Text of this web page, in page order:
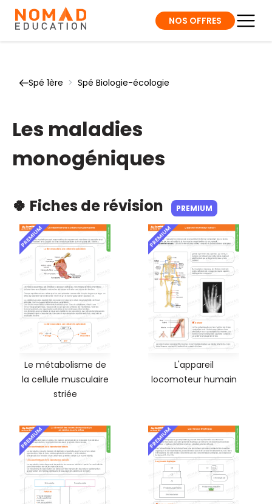
NOS OFFRES
Spé 1ère > Spé Biologie-écologie
Les maladies
monogéniques
🍀 Fiches de révision PREMIUM
PREMIUM
Le métabolisme de
la cellule musculaire
striée
PREMIUM
L'appareil
locomoteur humain
PREMIUM PREMIUM